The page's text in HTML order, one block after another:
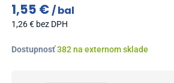
1,55 € bal
1,26€ bez DPH
Dostupnosť382 na externom sklade
množstvo